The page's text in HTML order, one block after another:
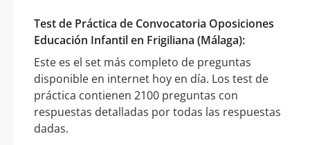
Test de Práctica de Convocatoria Oposiciones
Educación Infantil en Frigiliana (Málaga):
Este es el set más completo de preguntas
disponible en internet hoy en día. Los test de
práctica contienen 2100 preguntas con
respuestas detalladas por todas las respuestas
dadas.